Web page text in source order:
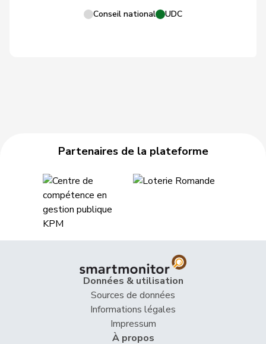
Conseil national UDC
Partenaires de la plateforme
Données & utilisation
Sources de données
Informations légales
Impressum
À propos